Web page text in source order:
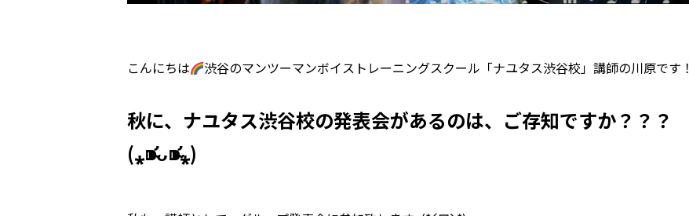
こんにちは 渋谷のマンツーマンボイストレーニングスクール「ナユタス渋谷校」講師の川原です！
秋に、ナユタス渋谷校の発表会があるのは、ご存知ですか？？？
(⁎⁍̴̛ᴗ⁍̴̛⁎)